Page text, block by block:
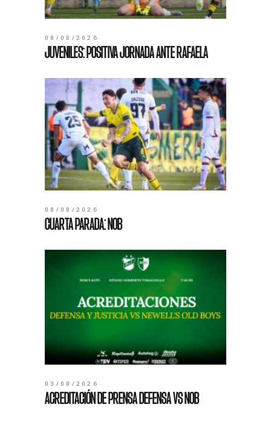
08/08/2026
JUVENILES: POSITIVA JORNADA ANTE RAFAELA
08/08/2026
CUARTA PARADA: NOB
03/08/2026
ACREDITACIÓN DE PRENSA DEFENSA VS NOB